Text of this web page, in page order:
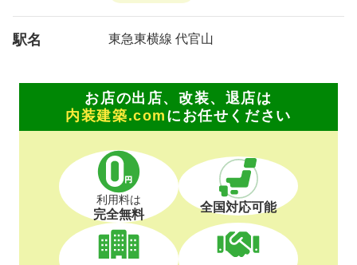
駅名 東急東横線 代官山
お店の出店、改装、退店は
内装建築.com にお任せください
利用料は
完全無料 全国対応可能